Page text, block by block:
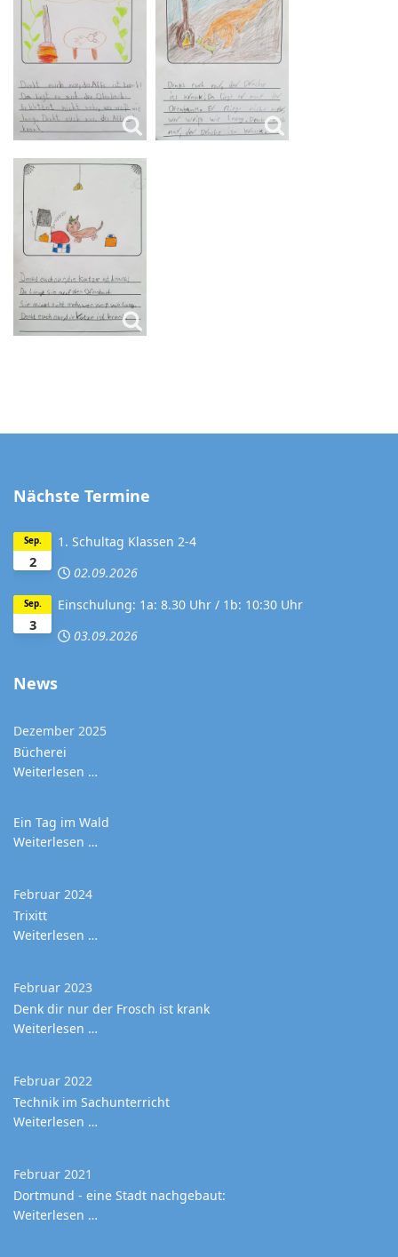
Nächste Termine
2
Sep.
1. Schultag Klassen 2-4
02.09.2026
3
Sep.
Einschulung: 1a: 8.30 Uhr / 1b: 10:30 Uhr
03.09.2026
News
Dezember 2025
Bücherei
Weiterlesen …
Ein Tag im Wald
Weiterlesen …
Februar 2024
Trixitt
Weiterlesen …
Februar 2023
Denk dir nur der Frosch ist krank
Weiterlesen …
Februar 2022
Technik im Sachunterricht
Weiterlesen …
Februar 2021
Dortmund - eine Stadt nachgebaut:
Weiterlesen …